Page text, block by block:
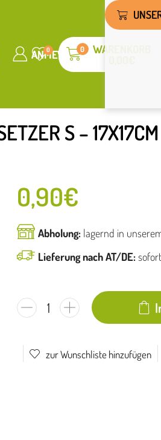
ANMELDEN
0 WUNSCHLISTE
0
WARENKORB
S – 17X17CM
0,90€
Abholung: lagernd in
Lieferung nach AT/DE:
zur Wunschliste hinzufügen